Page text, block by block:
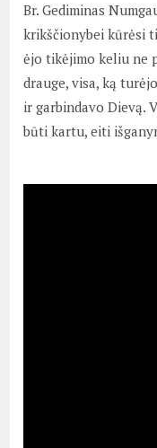
Br. Gediminas
krikščionybei kūrėsi
ėjo tikėjimo keliu ne
drauge, visa, ką
ir garbindavo Dievą.
būti kartu, eiti